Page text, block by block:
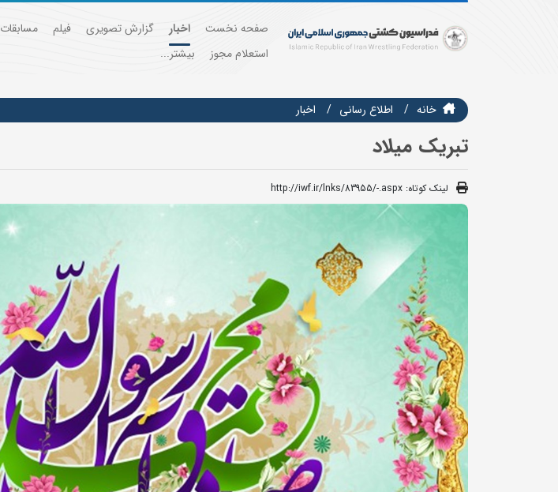
صفحه نخست اخبار گزارش تصویری فیلم مسابقات
استعلام مجوز
بیشتر...
خانه اطلاع رسانی اخبار
تبریک میلاد
لینک کوتاه: http://iwf.ir/lnks/83955/-.aspx